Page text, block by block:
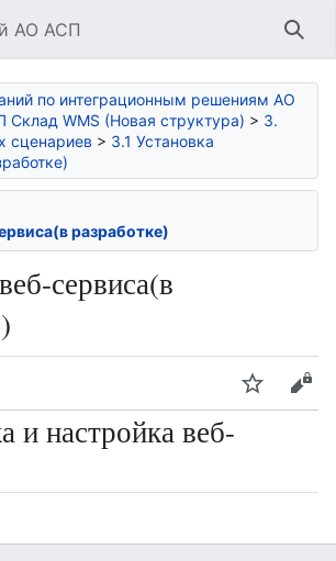
АО АСП
по интеграционным решениям АО
Склад WMS (Новая структура) > 3.
сценариев > 3.1 Установка
разработке)
сервиса(в
Следить
и настройка веб-